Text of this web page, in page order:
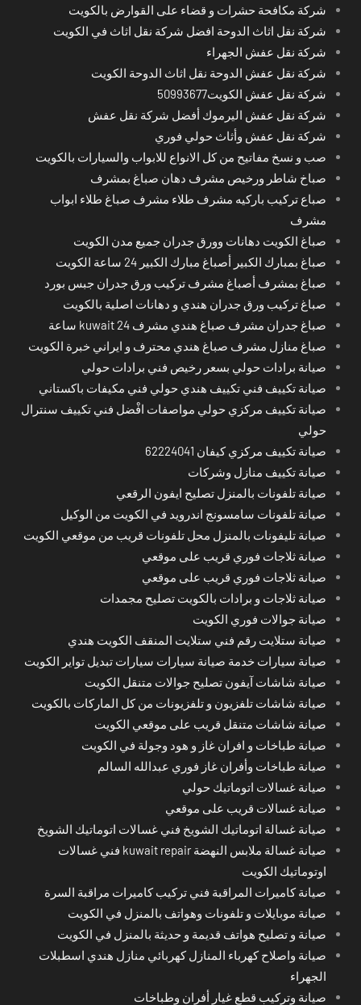
شركة مكافحة حشرات و قضاء على القوارض بالكويت
شركة نقل اثاث الدوحة افضل شركة نقل اثاث في الكويت
شركة نقل عفش الجهراء
شركة نقل عفش الدوحة نقل اثاث الدوحة الكويت
شركة نقل عفش الكويت50993677
شركة نقل عفش اليرموك أفضل شركة نقل عفش
شركة نقل عفش وأثاث حولي فوري
صب و نسخ مفاتيح من كل الانواع للابواب والسيارات بالكويت
صباخ شاطر ورخيص مشرف دهان صباغ بمشرف
صباع تركيب باركيه مشرف طلاء مشرف صباغ طلاء ابواب
مشرف
صباغ الكويت دهانات وورق جدران جميع مدن الكويت
صباغ بمبارك الكبير أصباغ مبارك الكبير 24 ساعة الكويت
صباغ بمشرف أصباغ مشرف تركيب ورق جدران جبس بورد
صباغ تركيب ورق جدران هندي و دهانات اصلية بالكويت
صباغ جدران مشرف صباغ هندي مشرف kuwait 24 ساعة
صباغ منازل مشرف صباغ هندي محترف و ايراني خبرة الكويت
صيانة برادات حولي بسعر رخيص فني برادات حولي
صيانة تكييف فني تكييف هندي حولي فني مكيفات باكستاني
صيانة تكييف مركزي حولي مواصفات افْضل فني تكييف سنترال
حولي
صيانة تكييف مركزي كيفان 62224041
صيانة تكييف منازل وشركات
صيانة تلفونات بالمنزل تصليح ايفون الرقعي
صيانة تلفونات سامسونج اندرويد في الكويت من الوكيل
صيانة تليفونات بالمنزل محل تلفونات قريب من موقعي الكويت
صيانة ثلاجات فوري قريب على موقعي
صيانة ثلاجات فوري قريب على موقعي
صيانة ثلاجات و برادات بالكويت تصليح مجمدات
صيانة جوالات فوري الكويت
صيانة ستلايت رقم فني ستلايت المنقف الكويت هندي
صيانة سيارات خدمة صيانة سيارات سيارات تبديل تواير الكويت
صيانة شاشات آيفون تصليح جوالات متنقل الكويت
صيانة شاشات تلفزيون و تلفزيونات من كل الماركات بالكويت
صيانة شاشات متنقل قريب على موقعي الكويت
صيانة طباخات و افران غاز و هود وجولة في الكويت
صيانة طباخات وأفران غاز فوري عبدالله السالم
صيانة غسالات اتوماتيك حولي
صيانة غسالات قريب على موقعي
صيانة غسالة اتوماتيك الشويخ فني غسالات اتوماتيك الشويخ
صيانة غسالة ملابس النهضة kuwait repair فني غسالات
اوتوماتيك الكويت
صيانة كاميرات المراقبة فني تركيب كاميرات مراقبة السرة
صيانة موبايلات و تلفونات وهواتف بالمنزل في الكويت
صيانة و تصليح هواتف قديمة و حديثة بالمنزل في الكويت
صيانة واصلاح كهرباء المنازل كهربائي منازل هندي اسطبلات
الجهراء
صيانة وتركيب قطع غيار أفران وطباخات